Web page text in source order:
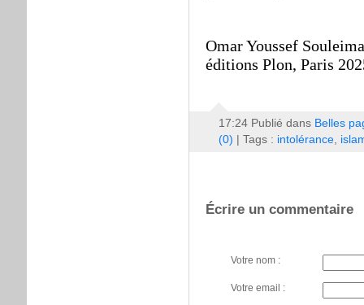
Omar Youssef
éditions Plon, Paris
17:24 Publié dans Belles
(0) | Tags : intolérance,
Écrire un commentaire
Votre nom :
Votre email :